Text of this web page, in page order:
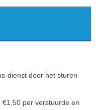
dienst door het sturen
per verstuurde en